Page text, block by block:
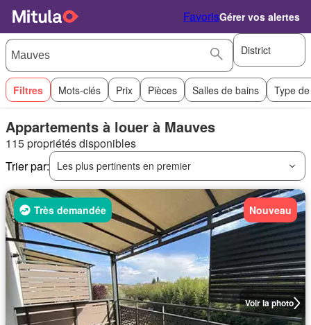
FavorisGérer vos alertes
District
Filtres Mots-clés Prix Pièces Salles de bains Type
Appartements à louer à Mauves
115 propriétés disponibles
Trier par:
Les plus pertinents en premier
Voir la photo
Très demandée Nouveau